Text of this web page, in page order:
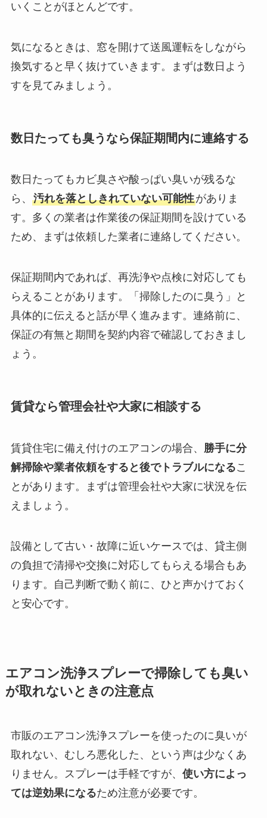
いくことがほとんどです。
気になるときは、窓を開けて送風運転をしながら
換気すると早く抜けていきます。まずは数日よう
すを見てみましょう。
数日たっても臭うなら保証期間内に連絡する
数日たってもカビ臭さや酸っぱい臭いが残るな
ら、 汚れを落としきれていない可能性がありま
す。多くの業者は作業後の保証期間を設けている
ため、まずは依頼した業者に連絡してください。
保証期間内であれば、再洗浄や点検に対応しても
らえることがあります。「掃除したのに臭う」と
具体的に伝えると話が早く進みます。連絡前に、
保証の有無と期間を契約内容で確認しておきまし
ょう。
賃貸なら管理会社や大家に相談する
賃貸住宅に備え付けのエアコンの場合、 勝手に分
解掃除や業者依頼をすると後でトラブルになるこ
とがあります。まずは管理会社や大家に状況を伝
えましょう。
設備として古い・故障に近いケースでは、貸主側
の負担で清掃や交換に対応してもらえる場合もあ
ります。自己判断で動く前に、ひと声かけておく
と安心です。
エアコン洗浄スプレーで掃除しても臭い
が取れないときの注意点
市販のエアコン洗浄スプレーを使ったのに臭いが
取れない、むしろ悪化した、という声は少なくあ
りません。スプレーは手軽ですが、 使い方によっ
ては逆効果になるため注意が必要です。